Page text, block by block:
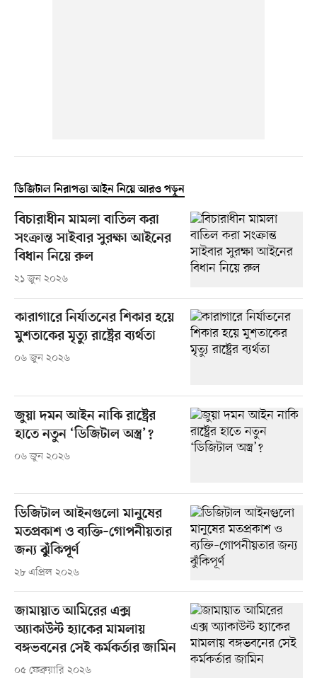
ডিজিটাল নিরাপত্তা আইন নিয়ে আরও পড়ুন
বিচারাধীন মামলা বাতিল করা
সংক্রান্ত সাইবার সুরক্ষা আইনের
বিধান নিয়ে রুল
২১ জুন ২০২৬
কারাগারে নির্যাতনের শিকার হয়ে
মুশতাকের মৃত্যু রাষ্ট্রের ব্যর্থতা
০৬ জুন ২০২৬
জুয়া দমন আইন নাকি রাষ্ট্রের
হাতে নতুন ‘ডিজিটাল অস্ত্র’?
০৬ জুন ২০২৬
ডিজিটাল আইনগুলো মানুষের
মতপ্রকাশ ও ব্যক্তি–গোপনীয়তার
জন্য ঝুঁকিপূর্ণ
২৮ এপ্রিল ২০২৬
জামায়াত আমিরের এক্স
অ্যাকাউন্ট হ্যাকের মামলায়
বঙ্গভবনের সেই কর্মকর্তার জামিন
০৫ ফেব্রুয়ারি ২০২৬